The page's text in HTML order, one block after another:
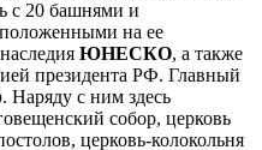
с 20 башнями и
на ее
ЮНЕСКО, а также
президента РФ. Главный
. Наряду с ним здесь
собор, церковь
церковь-колокольня